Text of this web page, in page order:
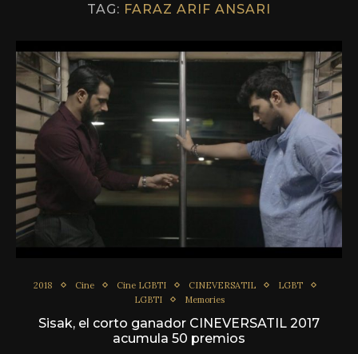
TAG: FARAZ ARIF ANSARI
2018 Cine Cine LGBTI CINEVERSATIL
LGBT
LGBTI
Memories
Sisak, el corto ganador CINEVERSATIL 2017
acumula 50 premios